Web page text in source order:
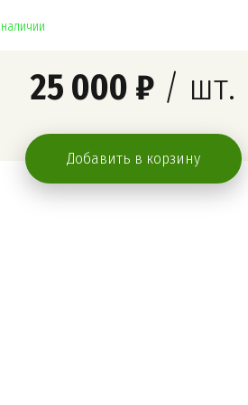
наличии
25 000 ₽ / шт.
Добавить в корзину